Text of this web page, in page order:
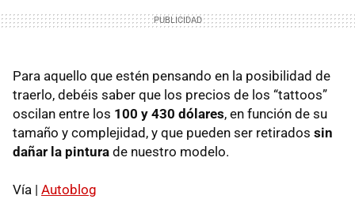
Para aquello que estén pensando en la posibilidad de
traerlo, debéis saber que los precios de los “tattoos”
oscilan entre los 100 y 430 dólares, en función de su
tamaño y complejidad, y que pueden ser retirados sin
dañar la pintura de nuestro modelo.
Vía | Autoblog